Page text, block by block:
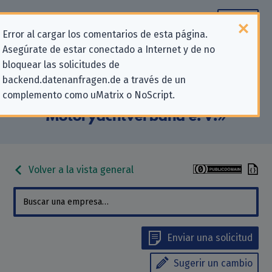
Error al cargar los comentarios de esta página.
Asegúrate de estar conectado a Internet y de no
bloquear las solicitudes de
backend.datenanfragen.de a través de un
complemento como uMatrix o NoScript.
Información de contacto para
solicitudes relativas a la privacidad
para «Deutscher
Motoryachtverband e. V.»
Volver a la vista general
Enviar una solicitud
Sugerir un cambio